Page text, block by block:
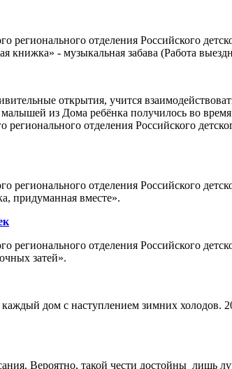
отделения Российского
- музыкальная забава (Работа
открытия, учится
из Дома ребёнка получилось во
отделения Российского
отделения Российского
придуманная вместе».
отделения Российского
затей».
дом с наступлением зимних холодов.
Вероятно, такой чести достойны лишь